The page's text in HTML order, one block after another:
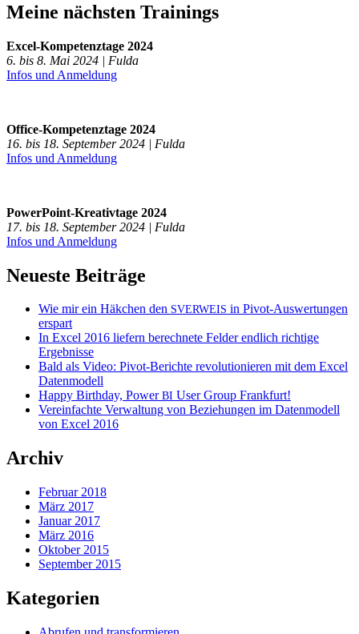
Meine nächsten Trainings
Excel-Kompetenztage 2024
6. bis 8. Mai 2024 | Fulda
Infos und Anmeldung
Office-Kompetenztage 2024
16. bis 18. September 2024 | Fulda
Infos und Anmeldung
PowerPoint-Kreativtage 2024
17. bis 18. September 2024 | Fulda
Infos und Anmeldung
Neueste Beiträge
Wie mir ein Häkchen den SVERWEIS in Pivot-Auswertungen
erspart
In Excel 2016 liefern berechnete Felder endlich richtige
Ergebnisse
Bald als Video: Pivot-Berichte revolutionieren mit dem Excel
Datenmodell
Happy Birthday, PowerBI User Group Frankfurt!
Vereinfachte Verwaltung von Beziehungen im Datenmodell
von Excel 2016
Archiv
Februar 2018
März 2017
Januar 2017
März 2016
Oktober 2015
September 2015
Kategorien